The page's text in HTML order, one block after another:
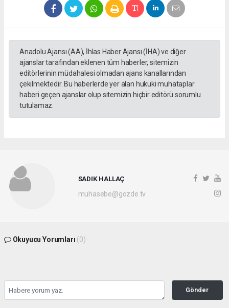
Anadolu Ajansı (AA), İhlas Haber Ajansı (İHA) ve diğer
ajanslar tarafından eklenen tüm haberler, sitemizin
editörlerinin müdahalesi olmadan ajans kanallarından
çekilmektedir. Bu haberlerde yer alan hukuki muhataplar
haberi geçen ajanslar olup sitemizin hiçbir editörü sorumlu
tutulamaz.
SADIK HALLAÇ
muhasebe@gozde.tv
Okuyucu Yorumları (0)
Gönder